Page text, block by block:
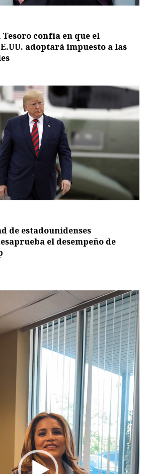
confía en que el
adoptará impuesto a las
de estadounidenses
el desempeño de